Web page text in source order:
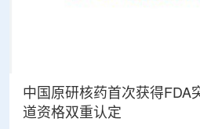
中国原研核药首次获得FDA
道资格双重认定